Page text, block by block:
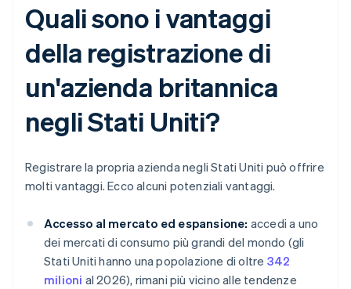
Quali sono i vantaggi
della registrazione di
un'azienda britannica
negli Stati Uniti?
Registrare la propria azienda negli Stati Uniti può offrire
molti vantaggi. Ecco alcuni potenziali vantaggi.
Accesso al mercato ed espansione: accedi a uno
dei mercati di consumo più grandi del mondo (gli
Stati Uniti hanno una popolazione di oltre 342
milioni al 2026), rimani più vicino alle tendenze